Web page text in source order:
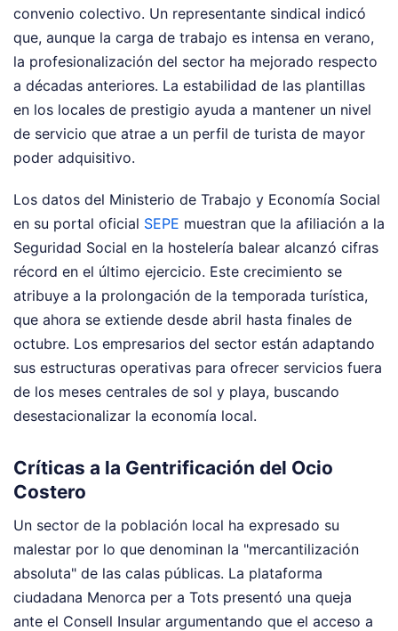
convenio colectivo. Un representante sindical indicó
que, aunque la carga de trabajo es intensa en verano,
la profesionalización del sector ha mejorado respecto
a décadas anteriores. La estabilidad de las plantillas
en los locales de prestigio ayuda a mantener un nivel
de servicio que atrae a un perfil de turista de mayor
poder adquisitivo.
Los datos del Ministerio de Trabajo y Economía Social
en su portal oficial SEPE muestran que la afiliación a la
Seguridad Social en la hostelería balear alcanzó cifras
récord en el último ejercicio. Este crecimiento se
atribuye a la prolongación de la temporada turística,
que ahora se extiende desde abril hasta finales de
octubre. Los empresarios del sector están adaptando
sus estructuras operativas para ofrecer servicios fuera
de los meses centrales de sol y playa, buscando
desestacionalizar la economía local.
Críticas a la Gentrificación del Ocio
Costero
Un sector de la población local ha expresado su
malestar por lo que denominan la "mercantilización
absoluta" de las calas públicas. La plataforma
ciudadana Menorca per a Tots presentó una queja
ante el Consell Insular argumentando que el acceso a